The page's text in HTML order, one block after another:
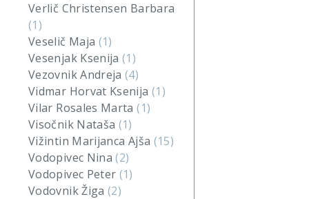
Verlič Christensen Barbara
(1)
Veselič Maja (1)
Vesenjak Ksenija(1)
Vezovnik Andreja(4)
Vidmar Horvat Ksenija (1)
Vilar Rosales Marta(1)
Visočnik Nataša (1)
Vižintin Marijanca Ajša (15)
Vodopivec Nina(2)
Vodopivec Peter (1)
Vodovnik Žiga(2)